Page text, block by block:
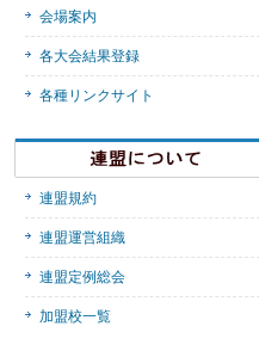
会場案内
各大会結果登録
各種リンクサイト
連盟規約
連盟運営組織
連盟定例総会
加盟校一覧